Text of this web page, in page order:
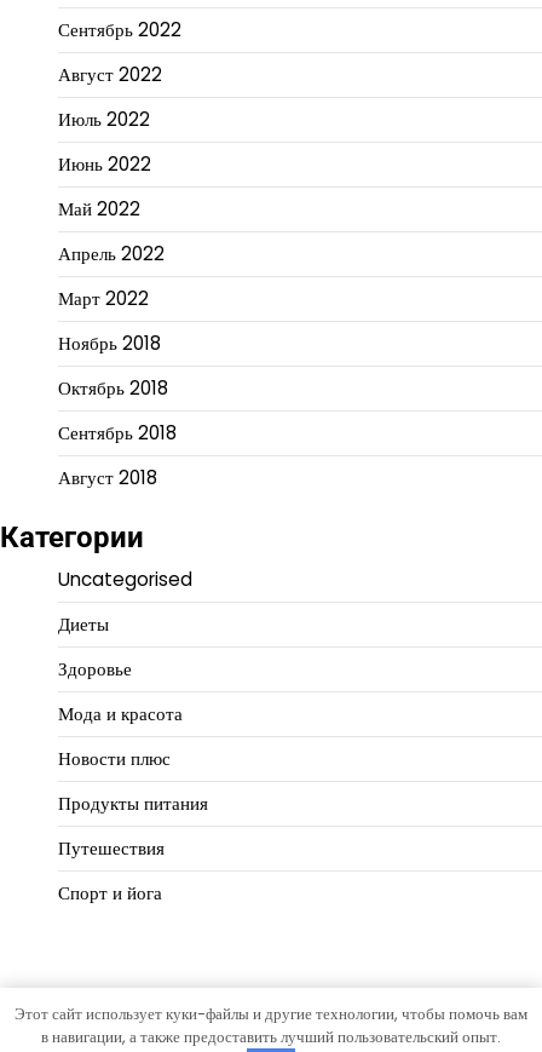
Сентябрь 2022
Август 2022
Июль 2022
Июнь 2022
Май 2022
Апрель 2022
Март 2022
Ноябрь 2018
Октябрь 2018
Сентябрь 2018
Август 2018
Категории
Uncategorised
Диеты
Здоровье
Мода и красота
Новости плюс
Продукты питания
Путешествия
Спорт и йога
Copyright © 2026Идеальный балансТема Hourly News от
Этот сайт использует куки-файлы и другие технологии, чтобы помочь вам
в навигации, а также предоставить лучший пользовательский опыт.